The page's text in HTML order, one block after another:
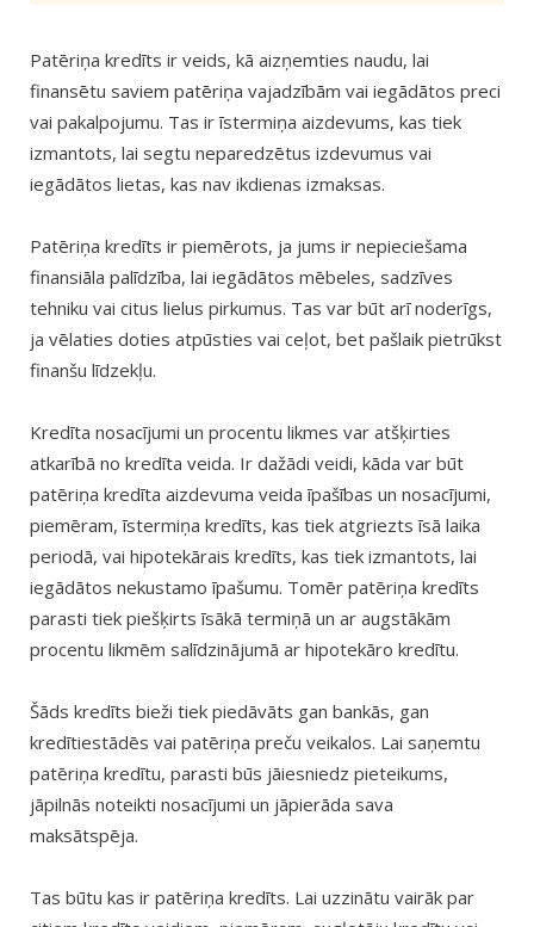
Patēriņa kredīts ir veids, kā aizņemties naudu, lai
finansētu saviem patēriņa vajadzībām vai iegādātos preci
vai pakalpojumu. Tas ir īstermiņa aizdevums, kas tiek
izmantots, lai segtu neparedzētus izdevumus vai
iegādātos lietas, kas nav ikdienas izmaksas.
Patēriņa kredīts ir piemērots, ja jums ir nepieciešama
finansiāla palīdzība, lai iegādātos mēbeles, sadzīves
tehniku vai citus lielus pirkumus. Tas var būt arī noderīgs,
ja vēlaties doties atpūsties vai ceļot, bet pašlaik pietrūkst
finanšu līdzekļu.
Kredīta nosacījumi un procentu likmes var atšķirties
atkarībā no kredīta veida. Ir dažādi veidi, kāda var būt
patēriņa kredīta aizdevuma veida īpašības un nosacījumi,
piemēram, īstermiņa kredīts, kas tiek atgriezts īsā laika
periodā, vai hipotekārais kredīts, kas tiek izmantots, lai
iegādātos nekustamo īpašumu. Tomēr patēriņa kredīts
parasti tiek piešķirts īsākā termiņā un ar augstākām
procentu likmēm salīdzinājumā ar hipotekāro kredītu.
Šāds kredīts bieži tiek piedāvāts gan bankās, gan
kredītiestādēs vai patēriņa preču veikalos. Lai saņemtu
patēriņa kredītu, parasti būs jāiesniedz pieteikums,
jāpilnās noteikti nosacījumi un jāpierāda sava
maksātspēja.
Tas būtu kas ir patēriņa kredīts. Lai uzzinātu vairāk par